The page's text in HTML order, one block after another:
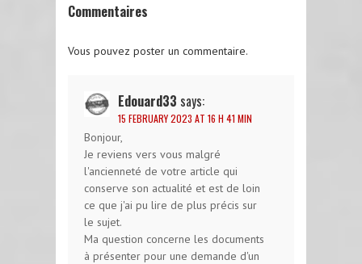
Commentaires
Vous pouvez poster un commentaire.
Edouard33 says:
15 FEBRUARY 2023 AT 16 H 41 MIN
Bonjour,
Je reviens vers vous malgré
l'ancienneté de votre article qui
conserve son actualité et est de loin
ce que j'ai pu lire de plus précis sur
le sujet.
Ma question concerne les documents
à présenter pour une demande d'un